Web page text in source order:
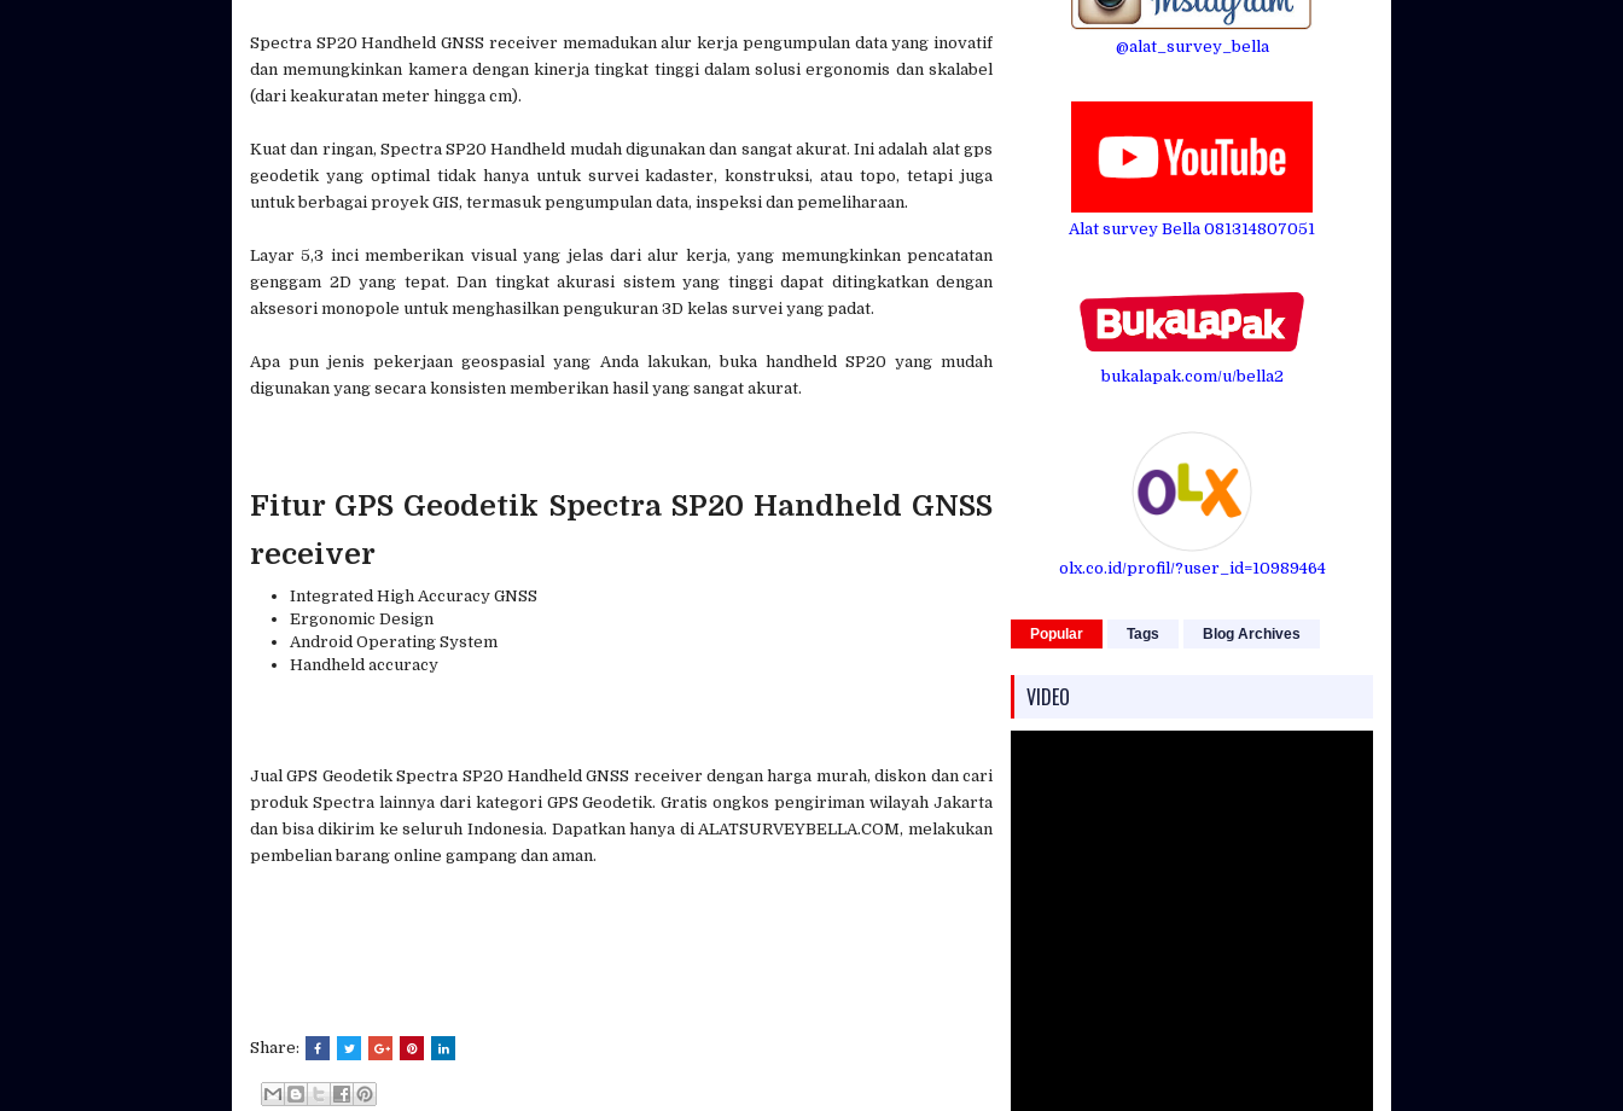
Spectra SP20 Handheld GNSS receiver memadukan alur kerja pengumpulan data yang inovatif
dan memungkinkan kamera dengan kinerja tingkat tinggi dalam solusi ergonomis dan skalabel
(dari keakuratan meter hingga cm).
Kuat dan ringan, Spectra SP20 Handheld mudah digunakan dan sangat akurat. Ini adalah alat gps
geodetik yang optimal tidak hanya untuk survei kadaster, konstruksi, atau topo, tetapi juga
untuk berbagai proyek GIS, termasuk pengumpulan data, inspeksi dan pemeliharaan.
Layar 5,3 inci memberikan visual yang jelas dari alur kerja, yang memungkinkan pencatatan
genggam 2D ​​yang tepat. Dan tingkat akurasi sistem yang tinggi dapat ditingkatkan dengan
aksesori monopole untuk menghasilkan pengukuran 3D kelas survei yang padat.
Apa pun jenis pekerjaan geospasial yang Anda lakukan, buka handheld SP20 yang mudah
digunakan yang secara konsisten memberikan hasil yang sangat akurat.
Fitur GPS Geodetik Spectra SP20 Handheld GNSS
receiver
Integrated High Accuracy GNSS
Ergonomic Design
Android Operating System
Handheld accuracy
Jual GPS Geodetik Spectra SP20 Handheld GNSS receiver dengan harga murah, diskon dan cari
produk Spectra lainnya dari kategori GPS Geodetik. Gratis ongkos pengiriman wilayah Jakarta
dan bisa dikirim ke seluruh Indonesia. Dapatkan hanya di ALATSURVEYBELLA.COM, melakukan
pembelian barang online gampang dan aman.
Share:
@alat_survey_bella
Alat survey Bella 081314807051
bukalapak.com/u/bella2
olx.co.id/profil/?user_id=10989464
Popular Tags Blog Archives
VIDEO